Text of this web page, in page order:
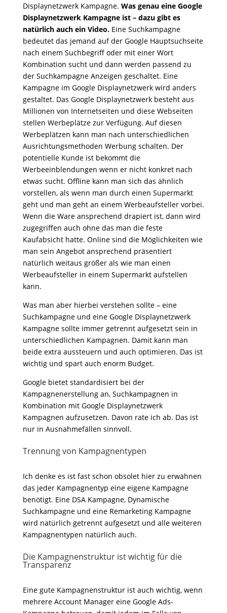
Displaynetzwerk Kampagne. Was genau eine Google
Displaynetzwerk Kampagne ist – dazu gibt es
natürlich auch ein Video.Eine Suchkampagne
bedeutet das jemand auf der Google Hauptsuchseite
nach einem Suchbegriff oder mit einer Wort
Kombination sucht und dann werden passend zu
der Suchkampagne Anzeigen geschaltet. Eine
Kampagne im Google Displaynetzwerk wird anders
gestaltet. Das Google Displaynetzwerk besteht aus
Millionen von Internetseiten und diese Webseiten
stellen Werbeplätze zur Verfügung. Auf diesen
Werbeplätzen kann man nach unterschiedlichen
Ausrichtungsmethoden Werbung schalten. Der
potentielle Kunde ist bekommt die
Werbeeinblendungen wenn er nicht konkret nach
etwas sucht. Offline kann man sich das ähnlich
vorstellen, als wenn man durch einen Supermarkt
geht und man geht an einem Werbeaufsteller vorbei.
Wenn die Ware ansprechend drapiert ist, dann wird
zugegriffen auch ohne das man die feste
Kaufabsicht hatte. Online sind die Möglichkeiten wie
man sein Angebot ansprechend präsentiert
natürlich weitaus größer als wie man einen
Werbeaufsteller in einem Supermarkt aufstellen
kann.
Was man aber hierbei verstehen sollte – eine
Suchkampagne und eine Google Displaynetzwerk
Kampagne sollte immer getrennt aufgesetzt sein in
unterschiedlichen Kampagnen. Damit kann man
beide extra aussteuern und auch optimieren. Das ist
wichtig und spart auch enorm Budget.
Google bietet standardisiert bei der
Kampagnenerstellung an, Suchkampagnen in
Kombination mit Google Displaynetzwerk
Kampagnen aufzusetzen. Davon rate ich ab. Das ist
nur in Ausnahmefällen sinnvoll.
Trennung von Kampagnentypen
Ich denke es ist fast schon obsolet hier zu erwähnen
das jeder Kampagnentyp eine eigene Kampagne
benötigt. Eine DSA Kampagne, Dynamische
Suchkampagne und eine Remarketing Kampagne
wird natürlich getrennt aufgesetzt und alle weiteren
Kampagnentypen natürlich auch.
Die Kampagnenstruktur ist wichtig für die
Transparenz
Eine gute Kampagnenstruktur ist auch wichtig, wenn
mehrere Account Manager eine Google Ads-